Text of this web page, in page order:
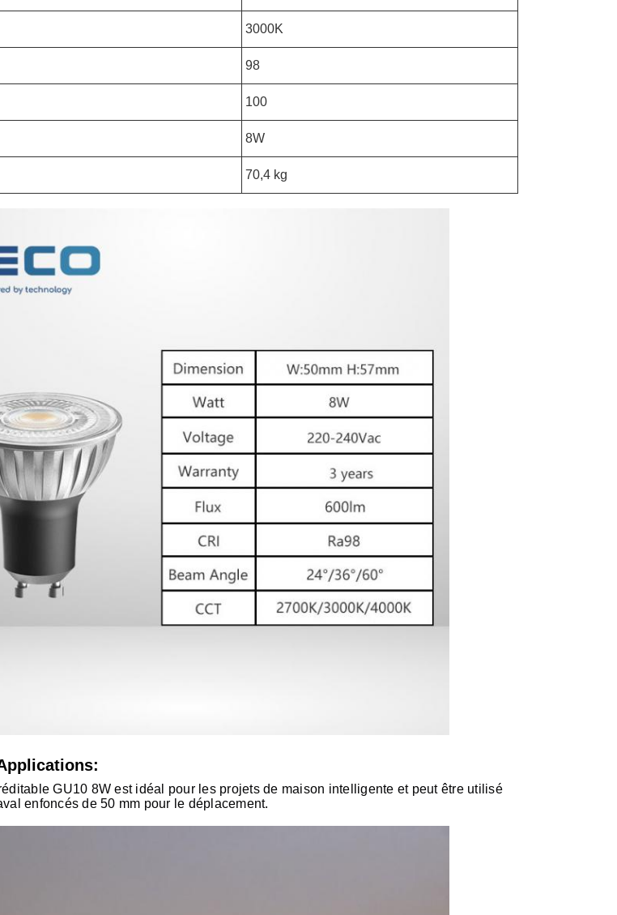
3000K
98
100
8W
70,4 kg
GU10 8W est idéal pour les projets de maison intelligente et peut être utilisé
enfoncés de 50 mm pour le déplacement.